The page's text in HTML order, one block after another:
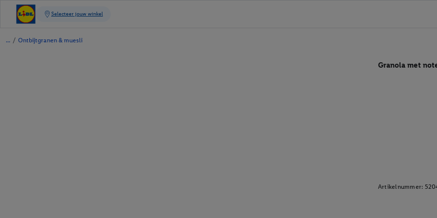
/ Ontbijtgranen & muesli
Granola met
Artikelnummer: